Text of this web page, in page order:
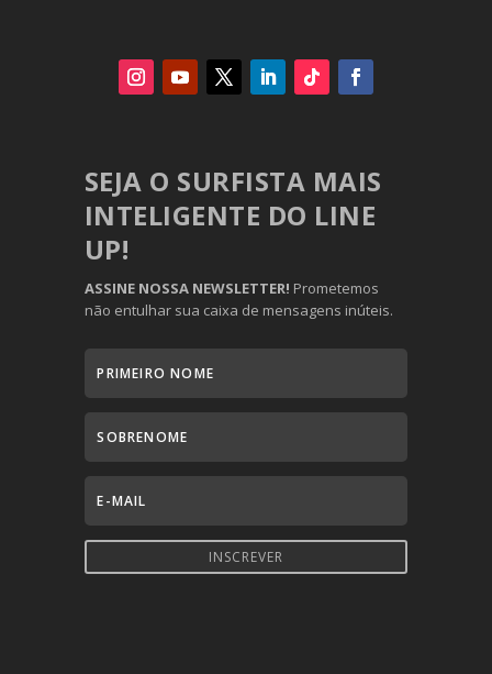
SEJA O SURFISTA MAIS
INTELIGENTE DO LINE
UP!
ASSINE NOSSA NEWSLETTER! Prometemos
não entulhar sua caixa de mensagens inúteis.
INSCREVER